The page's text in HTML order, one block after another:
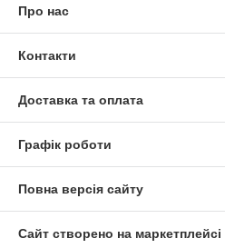
Про нас
Контакти
Доставка та оплата
Графік роботи
Повна версія сайту
Сайт створено на маркетплейсі